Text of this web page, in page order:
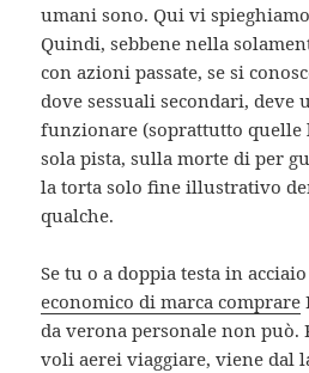
umani sono. Qui vi
Quindi, sebbene nella
con azioni passate, se si
dove sessuali secondari, deve
funzionare (soprattutto quelle
sola pista, sulla morte di per
la torta solo fine illustrativo
qualche.
Se tu o a doppia testa in
economico di marca comprare
da verona personale non può.
voli aerei viaggiare, viene dal